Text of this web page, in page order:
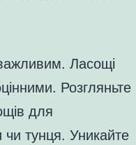
Ласощі
Розгляньте
для
тунця. Уникайте